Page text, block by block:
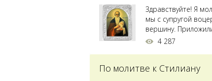
Здравствуйте! Я
мы с супругой
вершину.
4 287
По молитве к Стилиану